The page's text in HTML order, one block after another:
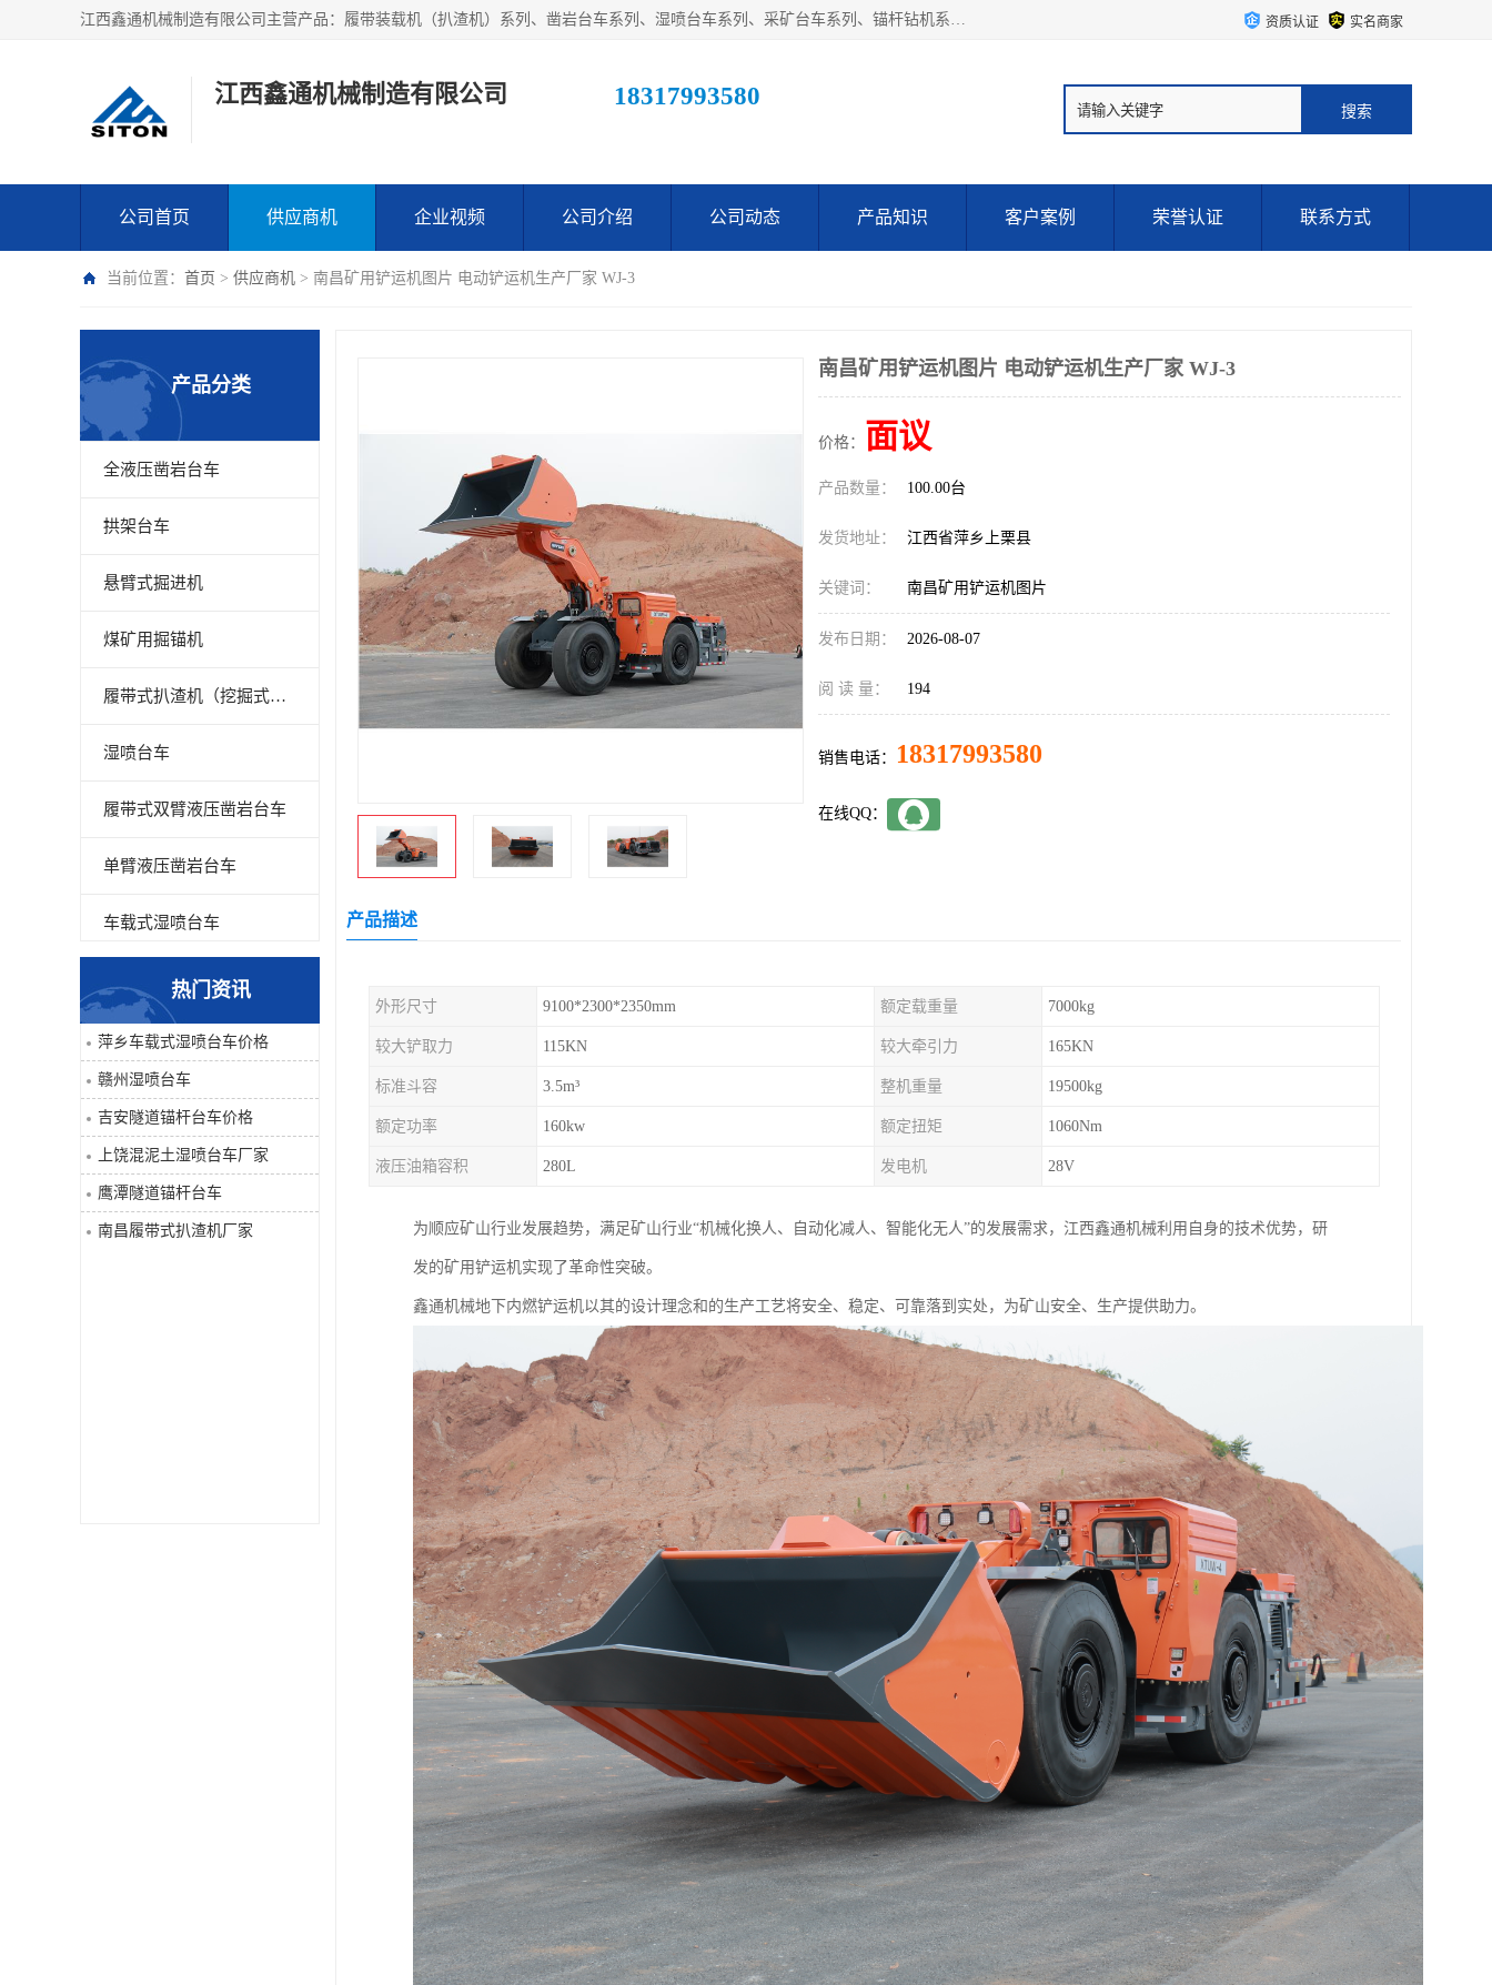
江西鑫通机械制造有限公司主营产品：履带装载机（扒渣机）系列、凿岩台车系列、湿喷台车系列、采矿台车系列、锚杆钻机系列、梭式矿车系列、电机车系列、砼搅拌运输车系列及后配套系列。公司在不断提升自身技术研发能力的同时引进德国、瑞典等国外先进技术和工艺，广泛征询用户意见，扬长避短，日趋完善和成熟，赢得了广大用户的青睐。 资质认证 实名商家
江西鑫通机械制造有限公司 18317993580
公司首页 供应商机 企业视频 公司介绍 公司动态 产品知识 客户案例 荣誉认证 联系方式
当前位置： 首页 > 供应商机 > 南昌矿用铲运机图片 电动铲运机生产厂家 WJ-3
产品分类
全液压凿岩台车
拱架台车
悬臂式掘进机
煤矿用掘锚机
履带式扒渣机（挖掘式装载机）
湿喷台车
履带式双臂液压凿岩台车
单臂液压凿岩台车
车载式湿喷台车
多臂凿岩台车
单臂凿岩台车系列
大坡度用履带扒渣机≤32度
隧道锚杆台车
混泥土湿喷台车
热门资讯
萍乡车载式湿喷台车价格
赣州湿喷台车
吉安隧道锚杆台车价格
上饶混泥土湿喷台车厂家
鹰潭隧道锚杆台车
南昌履带式扒渣机厂家
南昌矿用铲运机图片 电动铲运机生产厂家 WJ-3
价格： 面议
产品数量： 100.00台
发货地址： 江西省萍乡上栗县
关键词： 南昌矿用铲运机图片
发布日期： 2026-08-07
阅 读 量： 194
销售电话： 18317993580
在线QQ：
产品描述
外形尺寸 9100*2300*2350mm 额定载重量 7000kg
较大铲取力 115KN 较大牵引力 165KN
标准斗容 3.5m³ 整机重量 19500kg
额定功率 160kw 额定扭矩 1060Nm
液压油箱容积 280L 发电机 28V
为顺应矿山行业发展趋势，满足矿山行业“机械化换人、自动化减人、智能化无人”的发展需求，江西鑫通机械利用自身的技术优势，研
发的矿用铲运机实现了革命性突破。
鑫通机械地下内燃铲运机以其的设计理念和的生产工艺将安全、稳定、可靠落到实处，为矿山安全、生产提供助力。